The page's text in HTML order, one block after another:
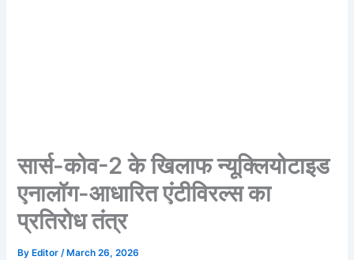
सार्स-कोव-2 के खिलाफ न्यूक्लियोटाइड
एनालॉग-आधारित एंटीविरल्स का
प्रतिरोध तंत्र
By Editor/ March 26, 2026